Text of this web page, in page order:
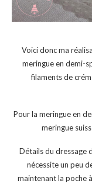
Voici donc ma
meringue en demi-
filaments de
Pour la meringue en
meringue
Détails du dressage
nécessite un peu
maintenant la poche